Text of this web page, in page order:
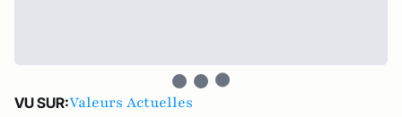
VU SUR:Valeurs Actuelles